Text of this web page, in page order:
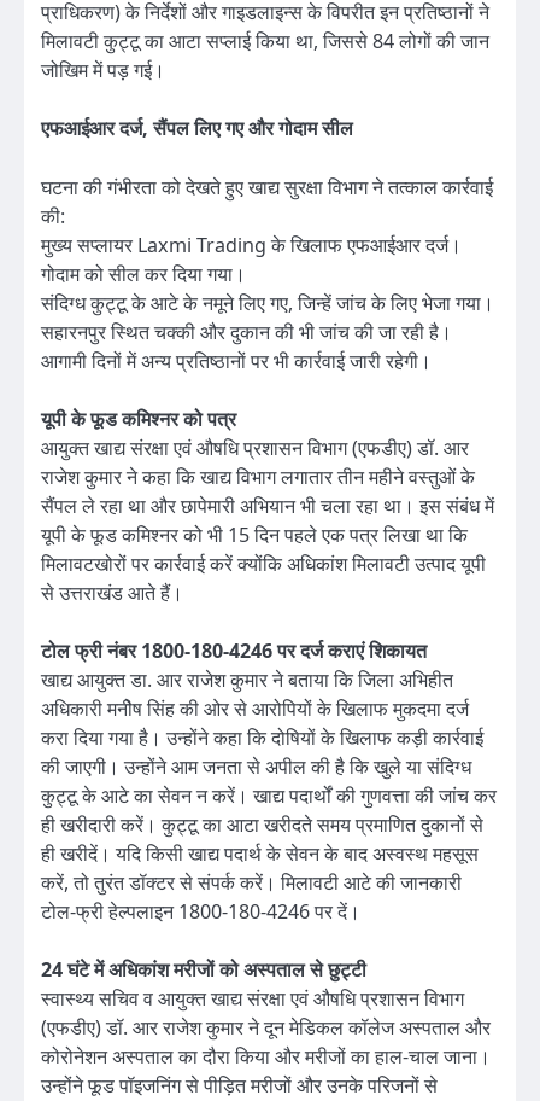
प्राधिकरण) के निर्देशों और गाइडलाइन्स के विपरीत इन प्रतिष्ठानों ने
मिलावटी कुट्टू का आटा सप्लाई किया था, जिससे 84 लोगों की जान
जोखिम में पड़ गई।
एफआईआर दर्ज, सैंपल लिए गए और गोदाम सील
घटना की गंभीरता को देखते हुए खाद्य सुरक्षा विभाग ने तत्काल कार्रवाई
की:
मुख्य सप्लायर Laxmi Trading के खिलाफ एफआईआर दर्ज।
गोदाम को सील कर दिया गया।
संदिग्ध कुट्टू के आटे के नमूने लिए गए, जिन्हें जांच के लिए भेजा गया।
सहारनपुर स्थित चक्की और दुकान की भी जांच की जा रही है।
आगामी दिनों में अन्य प्रतिष्ठानों पर भी कार्रवाई जारी रहेगी।
यूपी के फूड कमिश्नर को पत्र
आयुक्त खाद्य संरक्षा एवं औषधि प्रशासन विभाग (एफडीए) डॉ. आर
राजेश कुमार ने कहा कि खाद्य विभाग लगातार तीन महीने वस्तुओं के
सैंपल ले रहा था और छापेमारी अभियान भी चला रहा था। इस संबंध में
यूपी के फूड कमिश्नर को भी 15 दिन पहले एक पत्र लिखा था कि
मिलावटखोरों पर कार्रवाई करें क्योंकि अधिकांश मिलावटी उत्पाद यूपी
से उत्तराखंड आते हैं।
टोल फ्री नंबर 1800-180-4246 पर दर्ज कराएं शिकायत
खाद्य आयुक्त डा. आर राजेश कुमार ने बताया कि जिला अभिहीत
अधिकारी मनीेष सिंह की ओर से आरोपियों के खिलाफ मुकदमा दर्ज
करा दिया गया है। उन्होंने कहा कि दोषियों के खिलाफ कड़ी कार्रवाई
की जाएगी। उन्होंने आम जनता से अपील की है कि खुले या संदिग्ध
कुट्टू के आटे का सेवन न करें। खाद्य पदार्थों की गुणवत्ता की जांच कर
ही खरीदारी करें। कुट्टू का आटा खरीदते समय प्रमाणित दुकानों से
ही खरीदें। यदि किसी खाद्य पदार्थ के सेवन के बाद अस्वस्थ महसूस
करें, तो तुरंत डॉक्टर से संपर्क करें। मिलावटी आटे की जानकारी
टोल-फ्री हेल्पलाइन 1800-180-4246 पर दें।
24 घंटे में अधिकांश मरीजों को अस्पताल से छुट्टी
स्वास्थ्य सचिव व आयुक्त खाद्य संरक्षा एवं औषधि प्रशासन विभाग
(एफडीए) डॉ. आर राजेश कुमार ने दून मेडिकल कॉलेज अस्पताल और
कोरोनेशन अस्पताल का दौरा किया और मरीजों का हाल-चाल जाना।
उन्होंने फूड पॉइजनिंग से पीड़ित मरीजों और उनके परिजनों से